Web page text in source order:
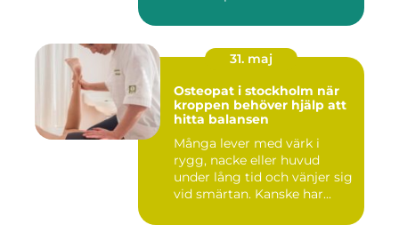
31. maj
Osteopat i stockholm när
kroppen behöver hjälp att
hitta balansen
Många lever med värk i
rygg, nacke eller huvud
under lång tid och vänjer sig
vid smärtan. Kanske har...